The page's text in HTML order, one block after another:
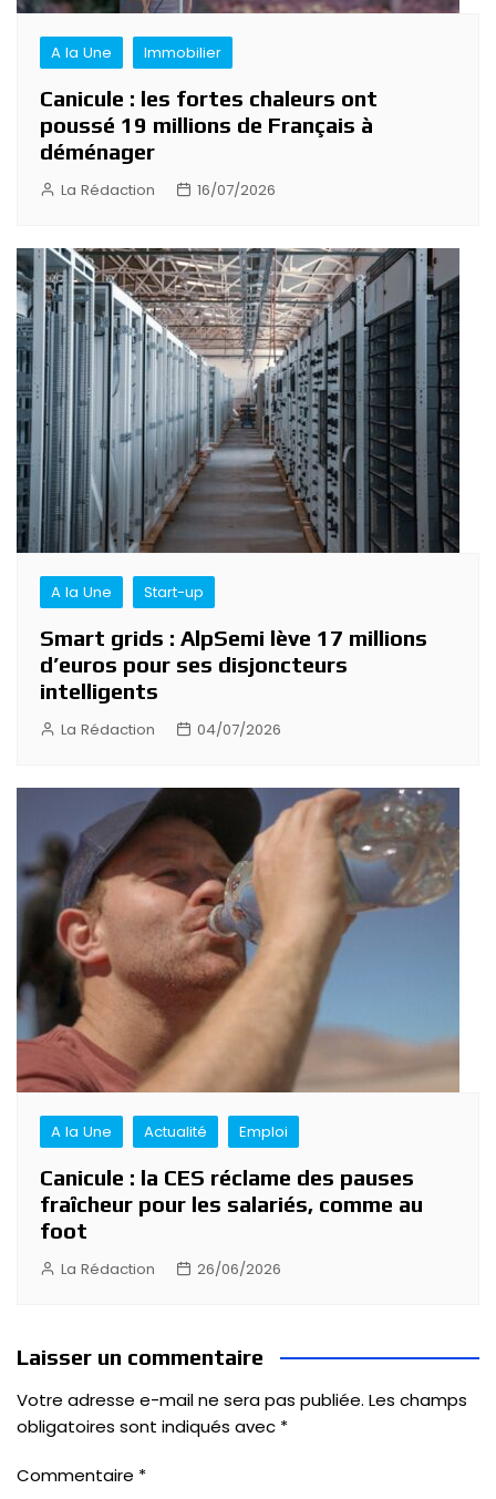
A la Une Immobilier
Canicule : les fortes chaleurs ont
poussé 19 millions de Français à
déménager
La Rédaction 16/07/2026
A la Une Start-up
Smart grids : AlpSemi lève 17 millions
d’euros pour ses disjoncteurs
intelligents
La Rédaction 04/07/2026
A la Une Actualité Emploi
Canicule : la CES réclame des pauses
fraîcheur pour les salariés, comme au
foot
La Rédaction 26/06/2026
Laisser un commentaire
Votre adresse e-mail ne sera pas publiée. Les champs
obligatoires sont indiqués avec *
Commentaire *